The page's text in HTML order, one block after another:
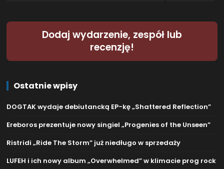
Dodaj wydarzenie, zespół lub
recenzję!
Ostatnie wpisy
DOGTAK wydaje debiutancką EP-kę „Shattered Reflection”
Ereboros prezentuje nowy singiel „Progenies of the Unseen”
Ristridi „Ride The Storm” już niedługo w sprzedaży
LUFEH i ich nowy album „Overwhelmed” w klimacie prog rock